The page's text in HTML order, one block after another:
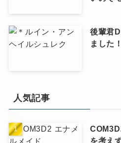
後輩君
ました！
人気記事
を考え